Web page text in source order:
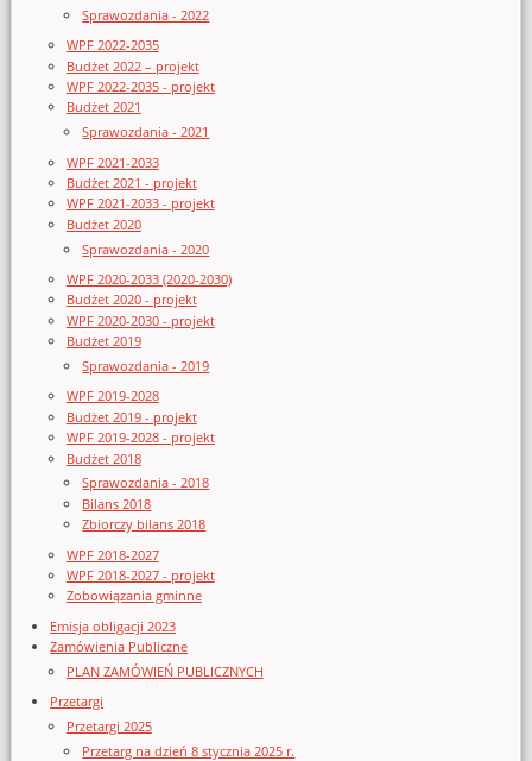
Sprawozdania - 2022
WPF 2022-2035
Budżet 2022 – projekt
WPF 2022-2035 - projekt
Budżet 2021
Sprawozdania - 2021
WPF 2021-2033
Budżet 2021 - projekt
WPF 2021-2033 - projekt
Budżet 2020
Sprawozdania - 2020
WPF 2020-2033 (2020-2030)
Budżet 2020 - projekt
WPF 2020-2030 - projekt
Budżet 2019
Sprawozdania - 2019
WPF 2019-2028
Budżet 2019 - projekt
WPF 2019-2028 - projekt
Budżet 2018
Sprawozdania - 2018
Bilans 2018
Zbiorczy bilans 2018
WPF 2018-2027
WPF 2018-2027 - projekt
Zobowiązania gminne
Emisja obligacji 2023
Zamówienia Publiczne
PLAN ZAMÓWIEŃ PUBLICZNYCH
Przetargi
Przetargi 2025
Przetarg na dzień 8 stycznia 2025 r.